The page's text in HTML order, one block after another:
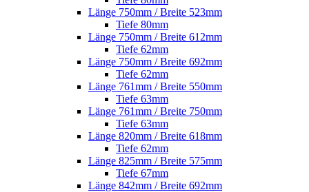
Länge 750mm / Breite 523mm
Tiefe 80mm
Länge 750mm / Breite 612mm
Tiefe 62mm
Länge 750mm / Breite 692mm
Tiefe 62mm
Länge 761mm / Breite 550mm
Tiefe 63mm
Länge 761mm / Breite 750mm
Tiefe 63mm
Länge 820mm / Breite 618mm
Tiefe 62mm
Länge 825mm / Breite 575mm
Tiefe 67mm
Länge 842mm / Breite 692mm